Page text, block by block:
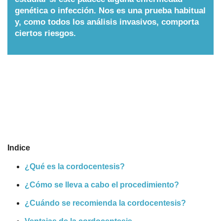
Nombres
genética o infección. Nos es una prueba habitual
y, como todos los análisis invasivos, comporta
ciertos riesgos.
Indice
¿Qué es la cordocentesis?
¿Cómo se lleva a cabo el procedimiento?
¿Cuándo se recomienda la cordocentesis?